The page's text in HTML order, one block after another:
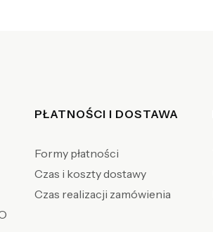
PŁATNOŚCI I DOSTAWA
Formy płatności
Czas i koszty dostawy
Czas realizacji zamówienia